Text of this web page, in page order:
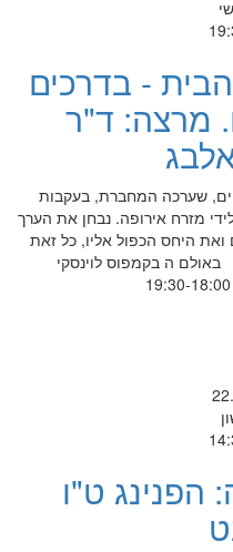
- בדרכים
מרצה: ד"ר
שערכה המחברת, בעקבות
מזרח אירופה. נבחן את הערך
היחס הכפול אליו, כל זאת
באולם ה בקמפוס לוינסקי
הפנינג ט"ו